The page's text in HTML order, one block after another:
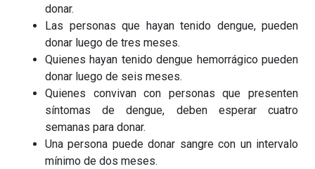
donar.
Las personas que hayan tenido dengue, pueden
donar luego de tres meses.
Quienes hayan tenido dengue hemorrágico pueden
donar luego de seis meses.
Quienes convivan con personas que presenten
síntomas de dengue, deben esperar cuatro
semanas para donar.
Una persona puede donar sangre con un intervalo
mínimo de dos meses.